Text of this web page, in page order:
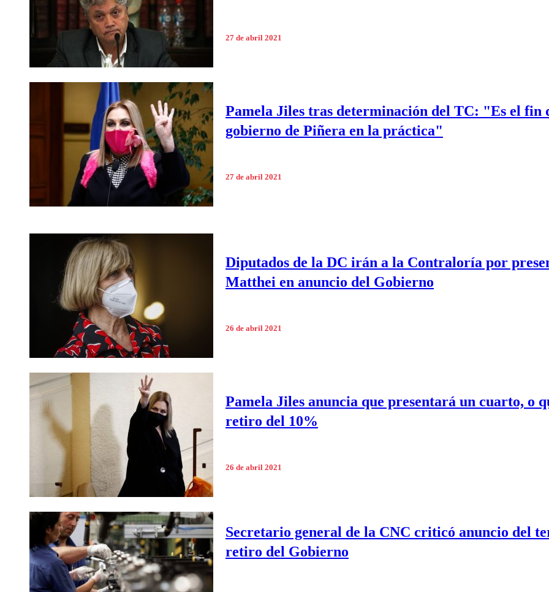
27 de abril 2021
Pamela Jiles tras determinación del TC: "Es el fin
gobierno de Piñera en la práctica"
27 de abril 2021
Diputados de la DC irán a la Contraloría por
Matthei en anuncio del Gobierno
26 de abril 2021
Pamela Jiles anuncia que presentará un cuarto, o
retiro del 10%
26 de abril 2021
Secretario general de la CNC criticó anuncio del
retiro del Gobierno